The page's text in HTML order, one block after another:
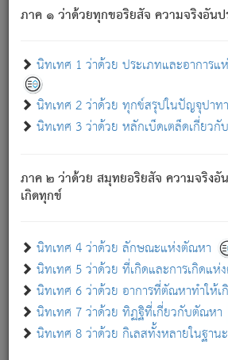
ภาค ๑ ว่าด้วยทุกขอริยสัจ ความจริงอัน
นิทเทศ 1 ว่าด้วย ประเภทและอาการ
นิทเทศ 2 ว่าด้วย ทุกข์สรุปในปัญจุปาท
นิทเทศ 3 ว่าด้วย หลักเบ็ดเตล็ดเกี่ยว
ภาค ๒ ว่าด้วย สมุทยอริยสัจ ความจริงอั
เกิดทุกข์
นิทเทศ 4 ว่าด้วย ลักษณะแห่งตัณหา
นิทเทศ 5 ว่าด้วย ที่เกิดและการเกิดแห่
นิทเทศ 6 ว่าด้วย อาการที่ตัณหาทำให้
นิทเทศ 7 ว่าด้วย ทิฏฐิที่เกี่ยวกับตัณหา
นิทเทศ 8 ว่าด้วย กิเลสทั้งหลายในฐาน
ภพ ว่ามีได้เพราะวิภพ[2]: เรากล่าวว่า สม
ปวงนั้น ก็ยังสลัดภพออกไปไม่ได้.
ก็ทุกข์นี้มีขึ้น เพราะอาศัยซึ่งอุปธิทั้งปวง.
เพราะความสิ้นไปแห่งอุปาทานทั้งปวง
ทุกข์จึงไม่มี.
ท่านจงดูโลกนี้เถิด (จะเห็นว่า) สัตว์ทั้ง
แน่นบังหนาแล้ว; และว่า สัตว์ผู้ยินดีในภพ
อันเป็นไปในที่หรือเวลาทั้งปวง[3]เพื่อควา
ประการทั้งปวง; ภพทั้งหลายทั้งหมดนั้น ไ
ความแปรปรวนเป็นธรรมดา.
อย่างนี้อยู่; เขาย่อมละภวตัณหาได้ และไม่
ด้วย.
ความดับเพราะความสำรอกไม่เหลือ (
เพราะความสิ้นไปแห่งตัณหาโดยประการ
นิพพาน.
ภพใหม่ย่อมไม่มีแก่ภิกษุนั้น ผู้ดับเย็นสนิ